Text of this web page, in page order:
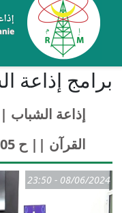
برامج إذاعة
إذاعة
القرآن || ح 05
08/06/2024 - 23:50